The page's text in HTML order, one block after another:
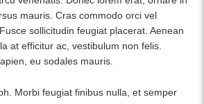
mauris. Cras commodo orci vel
sollicitudin feugiat placerat. Aenean
at efficitur ac, vestibulum non felis.
eu sodales mauris.
Morbi feugiat finibus nulla, et semper